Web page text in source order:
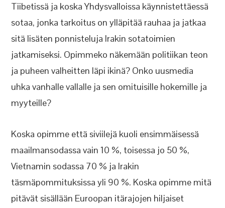
Tiibetissä ja koska Yhdysvalloissa käynnistettäessä
sotaa, jonka tarkoitus on ylläpitää rauhaa ja jatkaa
sitä lisäten ponnisteluja Irakin sotatoimien
jatkamiseksi. Opimmeko näkemään politiikan teon
ja puheen valheitten läpi ikinä? Onko uusmedia
uhka vanhalle vallalle ja sen omituisille hokemille ja
myyteille?
Koska opimme että siviilejä kuoli ensimmäisessä
maailmansodassa vain 10 %, toisessa jo 50 %,
Vietnamin sodassa 70 % ja Irakin
täsmäpommituksissa yli 90 %. Koska opimme mitä
pitävät sisällään Euroopan itärajojen hiljaiset